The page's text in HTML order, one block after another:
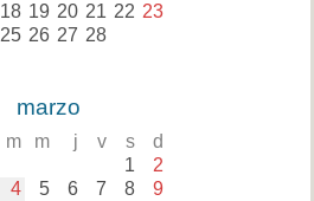
18 19 20 21 22 23
25 26 27 28
marzo
m m j v s d
1 2
4 5 6 7 8 9